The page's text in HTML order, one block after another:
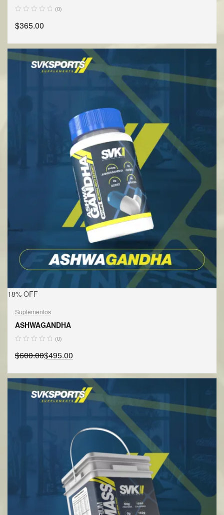
(0)
$365.00
AÑADIR AL CARRITO
18% OFF
Suplementos
ASHWAGANDHA
(0)
$600.00$495.00
AÑADIR AL CARRITO